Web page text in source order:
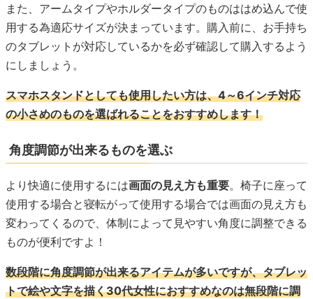
また、アームタイプやホルダータイプのものははめ込んで使
用する為適応サイズが決まっています。購入前に、お手持ち
のタブレットが対応しているかを必ず確認して購入するよう
にしましょう。
スマホスタンドとしても使用したい方は、4～6インチ対応
の小さめのものを選ばれることをおすすめします！
角度調節が出来るものを選ぶ
より快適に使用するには画面の見え方も重要。椅子に座って
使用する場合と寝転がって使用する場合では画面の見え方も
変わってくるので、体制によって見やすい角度に調整できる
ものが便利ですよ！
数段階に角度調節が出来るアイテムが多いですが、タブレッ
トで絵や文字を描く30代女性におすすめなのは無段階に調